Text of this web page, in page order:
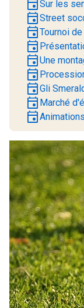
eventSur les
eventStreet
eventTournoi
event
eventUne
event
eventGli
event Marché
event